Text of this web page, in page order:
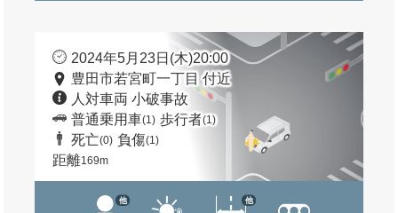
2024年5月23日(木)20:00
豊田市若宮町一丁目 付近
人対車両 小破事故
普通乗用車(1) 歩行者(1)
死亡(0) 負傷(1)
距離169m
他 他